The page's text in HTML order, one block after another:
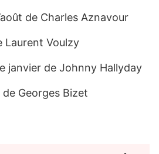
de Charles Aznavour
Laurent Voulzy
janvier de Johnny Hallyday
de Georges Bizet